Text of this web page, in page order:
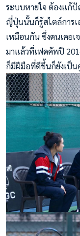
ระบบหายใจ ต้องแก้
ญี่ปุ่นนั้นก็รู้สไตล์การ
เหมือนกัน ซึ่งตนเคย
มาแล้วที่เฟดคัพปี
ก็มีฝีมือที่ดีขึ้นก็ยังเป็